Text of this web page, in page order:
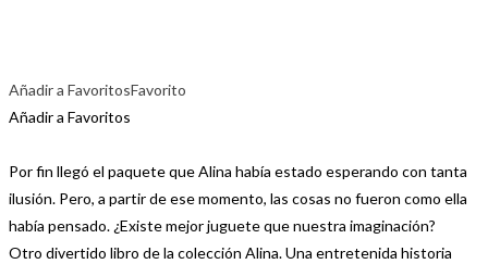
Añadir a FavoritosFavorito
Añadir a Favoritos
Por fin llegó el paquete que Alina había estado esperando con tanta
ilusión. Pero, a partir de ese momento, las cosas no fueron como ella
había pensado. ¿Existe mejor juguete que nuestra imaginación?
Otro divertido libro de la colección Alina. Una entretenida historia